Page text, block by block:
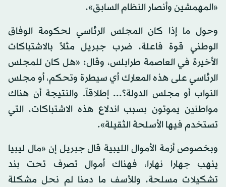
«المهمشين وأنصار النظام السابق».
وحول ما إذا كان المجلس الرئاسي لحكومة الوفاق
الوطني قوة فاعلة، ضرب جبريل مثلاً بالاشتباكات
الأخيرة في العاصمة طرابلس، وقال: «هل كان للمجلس
الرئاسي على هذه المعارك أي سيطرة وتحكم، أو مجلس
النواب أو مجلس الدولة؟... إطلاقاً. والنتيجة أن هناك
مواطنين يموتون بسبب اندلاع هذه الاشتباكات، التي
تستخدم فيها الأسلحة الثقيلة».
وبخصوص أزمة الأموال الليبية قال جبريل إن «مال ليبيا
ينهب جهارا نهارا، فهناك أموال تصرف تحت بند
تشكيلات مسلحة، وللأسف ما دمنا لم نحل مشكلة